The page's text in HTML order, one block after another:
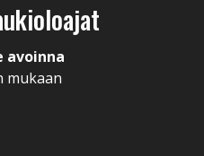
avoinna
mukaan